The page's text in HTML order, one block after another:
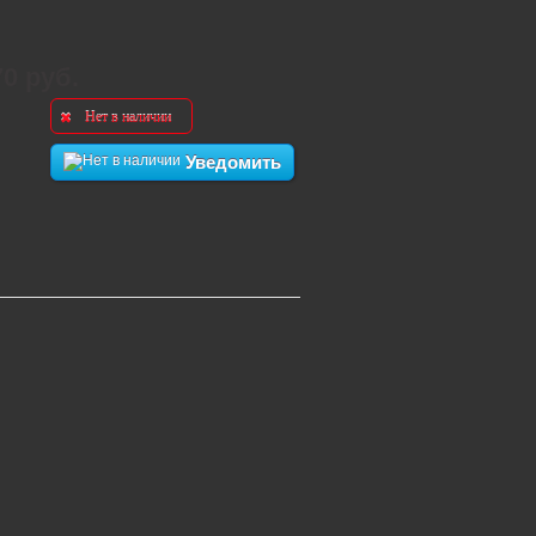
Нет в наличии
Уведомить